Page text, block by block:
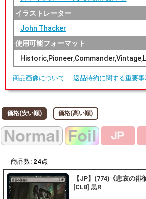
イラストレーター
John Thacker
使用可能フォーマット
商品画像について 返品特約に関する重要事
価格(安い順) 価格(高い順)
商品数: 24点
【JP】(774)《悲哀の徘
[CLB] 黒R